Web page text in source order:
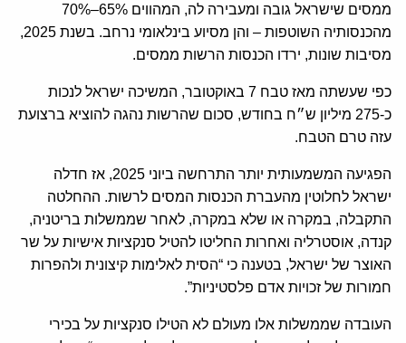
ממסים שישראל גובה ומעבירה לה, המהווים 65%–70%
מהכנסותיה השוטפות – והן מסיוע בינלאומי נרחב. בשנת 2025,
מסיבות שונות, ירדו הכנסות הרשות ממסים.
כפי שעשתה מאז טבח 7 באוקטובר, המשיכה ישראל לנכות
כ-275 מיליון ש״ח בחודש, סכום שהרשות נהגה להוציא ברצועת
עזה טרם הטבח.
הפגיעה המשמעותית יותר התרחשה ביוני 2025, אז חדלה
ישראל לחלוטין מהעברת הכנסות המסים לרשות. ההחלטה
התקבלה, במקרה או שלא במקרה, לאחר שממשלות בריטניה,
קנדה, אוסטרליה ואחרות החליטו להטיל סנקציות אישיות על שר
האוצר של ישראל, בטענה כי “הסית לאלימות קיצונית ולהפרות
חמורות של זכויות אדם פלסטיניות”.
העובדה שממשלות אלו מעולם לא הטילו סנקציות על בכירי